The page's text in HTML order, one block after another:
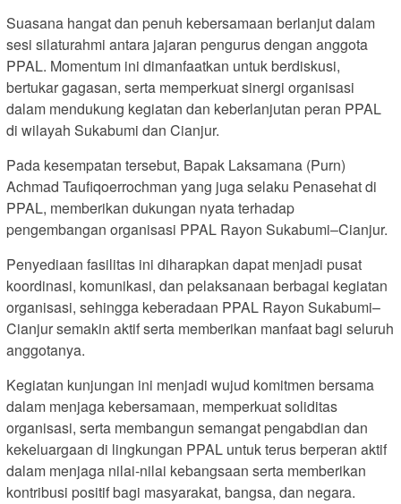
Suasana hangat dan penuh kebersamaan berlanjut dalam
sesi silaturahmi antara jajaran pengurus dengan anggota
PPAL. Momentum ini dimanfaatkan untuk berdiskusi,
bertukar gagasan, serta memperkuat sinergi organisasi
dalam mendukung kegiatan dan keberlanjutan peran PPAL
di wilayah Sukabumi dan Cianjur.
Pada kesempatan tersebut, Bapak Laksamana (Purn)
Achmad Taufiqoerrochman yang juga selaku Penasehat di
PPAL, memberikan dukungan nyata terhadap
pengembangan organisasi PPAL Rayon Sukabumi–Cianjur.
Penyediaan fasilitas ini diharapkan dapat menjadi pusat
koordinasi, komunikasi, dan pelaksanaan berbagai kegiatan
organisasi, sehingga keberadaan PPAL Rayon Sukabumi–
Cianjur semakin aktif serta memberikan manfaat bagi seluruh
anggotanya.
Kegiatan kunjungan ini menjadi wujud komitmen bersama
dalam menjaga kebersamaan, memperkuat soliditas
organisasi, serta membangun semangat pengabdian dan
kekeluargaan di lingkungan PPAL untuk terus berperan aktif
dalam menjaga nilai-nilai kebangsaan serta memberikan
kontribusi positif bagi masyarakat, bangsa, dan negara.